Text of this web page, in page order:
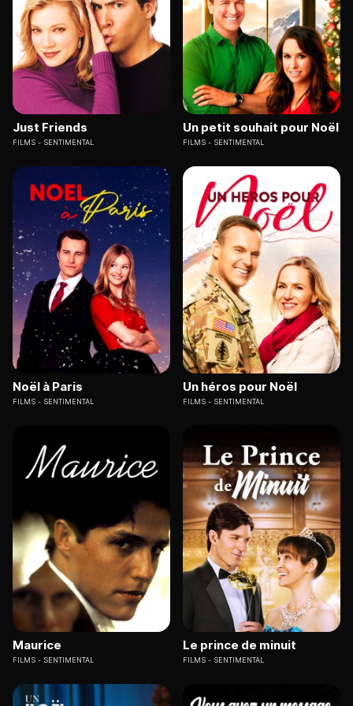
Just Friends
FILMS SENTIMENTAL
Un petit souhait pour Noël
FILMS SENTIMENTAL
Noël à Paris
FILMS SENTIMENTAL
Un héros pour Noël
FILMS SENTIMENTAL
Maurice
FILMS SENTIMENTAL
Le prince de minuit
FILMS SENTIMENTAL